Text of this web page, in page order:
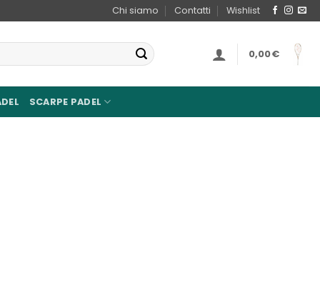
Chi siamo Contatti Wishlist
0,00€
SCARPE PADEL